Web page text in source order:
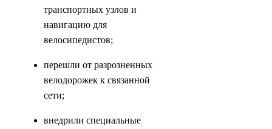
транспортных узлов и
навигацию для
велосипедистов;
перешли от разрозненных
велодорожек к связанной
сети;
внедрили специальные